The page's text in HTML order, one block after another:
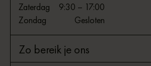
Zaterdag
9:30 – 17:00
Zondag
Gesloten
Zo bereik je ons